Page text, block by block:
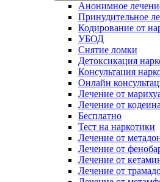
Анонимное
Принудительное
Кодирование от
УБОД
Снятие ломки
Детоксикация
Консультация
Онлайн
Лечение от
Лечение от кодеина
Бесплатно
Тест на наркотики
Лечение от
Лечение от
Лечение от
Лечение от